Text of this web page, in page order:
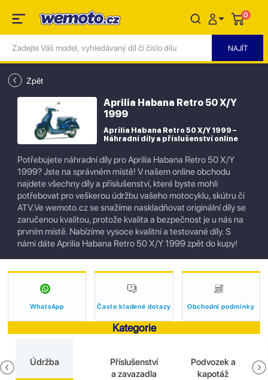
0
Zpět
Aprilia Habana Retro 50 X/Y
1999
Aprilia Habana Retro 50 X/Y 1999 –
Náhradní díly a příslušenství online
Potřebujete náhradní díly pro Aprilia Habana Retro 50 X/Y
1999? Jste na správném místě! V našem online obchodu
najdete všechny díly a příslušenství, které byste mohli
potřebovat pro veškerou údržbu vašeho motocyklu, skútru či
ATV.Ve wemoto.cz se snažíme naskladňovat originální díly se
zaručenou kvalitou, protože kvalita a bezpečnost je u nás na
prvním místě. Nabízíme vysoce kvalitní a testované díly. S
námi dáte Aprilia Habana Retro 50 X/Y 1999 zpět do kupy!
WhatsApp Často kladené dotazy Obchodní podmínky
Kategorie
Údržba
Příslušenství
a zavazadla
Podvozek a
kapotáž